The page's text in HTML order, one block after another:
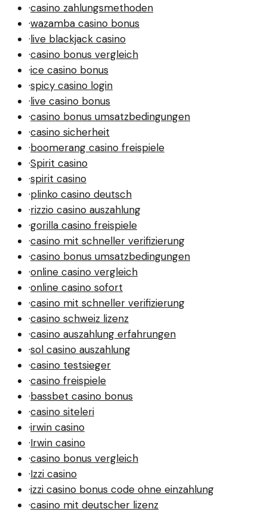
·casino zahlungsmethoden
·wazamba casino bonus
·live blackjack casino
·casino bonus vergleich
·ice casino bonus
·spicy casino login
·live casino bonus
·casino bonus umsatzbedingungen
·casino sicherheit
·boomerang casino freispiele
·Spirit casino
·spirit casino
·plinko casino deutsch
·rizzio casino auszahlung
·gorilla casino freispiele
·casino mit schneller verifizierung
·casino bonus umsatzbedingungen
·online casino vergleich
·online casino sofort
·casino mit schneller verifizierung
·casino schweiz lizenz
·casino auszahlung erfahrungen
·sol casino auszahlung
·casino testsieger
·casino freispiele
·bassbet casino bonus
·casino siteleri
·irwin casino
·Irwin casino
·casino bonus vergleich
·Izzi casino
·izzi casino bonus code ohne einzahlung
·casino mit deutscher lizenz